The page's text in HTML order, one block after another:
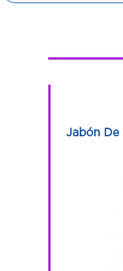
Jabón De